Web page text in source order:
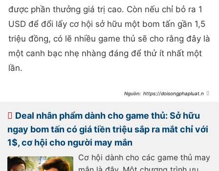
được phần thưởng giá trị cao. Còn nếu chỉ bỏ ra 1
USD để đổi lấy cơ hội sở hữu một bom tấn gần 1,5
triệu đồng, có lẽ nhiều game thủ sẽ cho rằng đây là
một canh bạc nhẹ nhàng đáng để thử ít nhất một
lần.
https://doisongphapluat.ngu
nhan-ngay-bom-tan-gia-1-5-trieu-
chi-voi-1-chi-can-may-man-
Deal nhân phẩm dành cho game thủ: Sở hữu
ngay bom tấn có giá tiền triệu sắp ra mắt chỉ với
1$, cơ hội cho người may mắn
Cơ hội dành cho các game thủ may